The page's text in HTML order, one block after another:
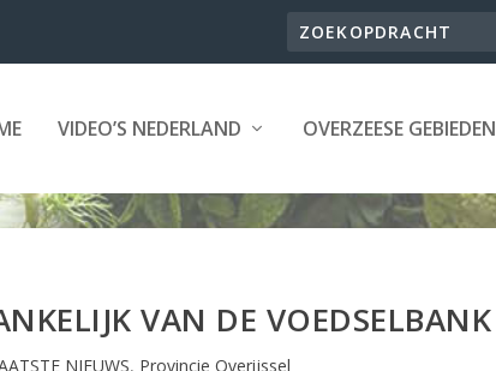
VIDEO’S NEDERLAND OVERZEESE GEBIEDEN
VAN DE VOEDSELBANK
NIEUWS, Provincie Overijssel